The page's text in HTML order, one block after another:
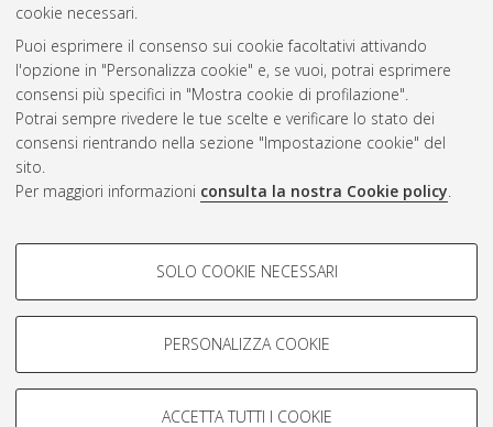
cookie necessari.
Puoi esprimere il consenso sui cookie facoltativi attivando
l'opzione in "Personalizza cookie" e, se vuoi, potrai esprimere
consensi più specifici in "Mostra cookie di profilazione".
Potrai sempre rivedere le tue scelte e verificare lo stato dei
consensi rientrando nella sezione "Impostazione cookie" del
sito.
Per maggiori informazioni consulta la nostra Cookie policy.
COOKIE DI PROFILAZIONE -
Si tratta di cookie utilizzati per analizzare le caratteristiche della
navigazione degli utenti, creare profili in base al loro comportamento
Mostra cookie di profilazione
SOLO COOKIE NECESSARI
PERSONALIZZA COOKIE
ACCETTA TUTTI I COOKIE
Atom
Rss 1.0
Rss 2.0
ISSN: 2038-7946
Impostazioni Cookie
Informativa sulla privacy
Condizioni d’uso del sito